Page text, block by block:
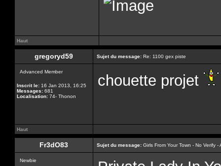
Haut
gregoryd59 Sujet du message: Re: 1100 gex piste
Advanced Member
Inscrit le: 16 Jan 2013, 16:25
Messages: 681
Localisation: 74- Thonon
chouette projet
Haut
Fr3dO83 Sujet du message: Girls From Your Town - No Verify
Newbie